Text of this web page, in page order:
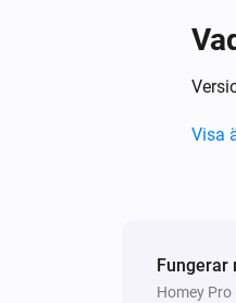
Visa
Fungerar
Homey Pro